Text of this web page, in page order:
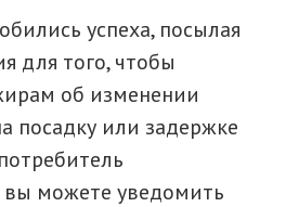
успеха, посылая
для того, чтобы
об изменении
посадку или задержке
вы можете уведомить